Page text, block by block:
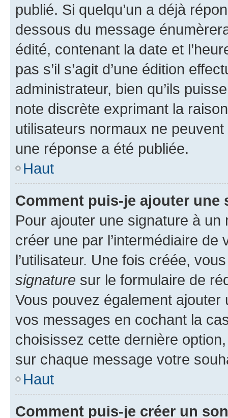
publié. Si quelqu’un a déjà
dessous du message
édité, contenant la date et
pas s’il s’agit d’une édition
administrateur, bien qu’ils
note discrète exprimant la
utilisateurs normaux ne
une réponse a été publiée.
Haut
Comment puis-je ajouter une
Pour ajouter une signature à un
créer une par l’intermédiaire
l’utilisateur. Une fois créée,
signature sur le formulaire de
Vous pouvez également
vos messages en cochant la
choisissez cette dernière
sur chaque message votre
Haut
Comment puis-je créer un